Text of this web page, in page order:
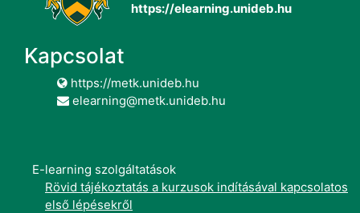
https://elearning.unideb.hu
Kapcsolat
https://metk.unideb.hu
elearning@metk.unideb.hu
E-learning szolgáltatások
Rövid tájékoztatás a kurzusok indításával kapcsolatos
első lépésekről